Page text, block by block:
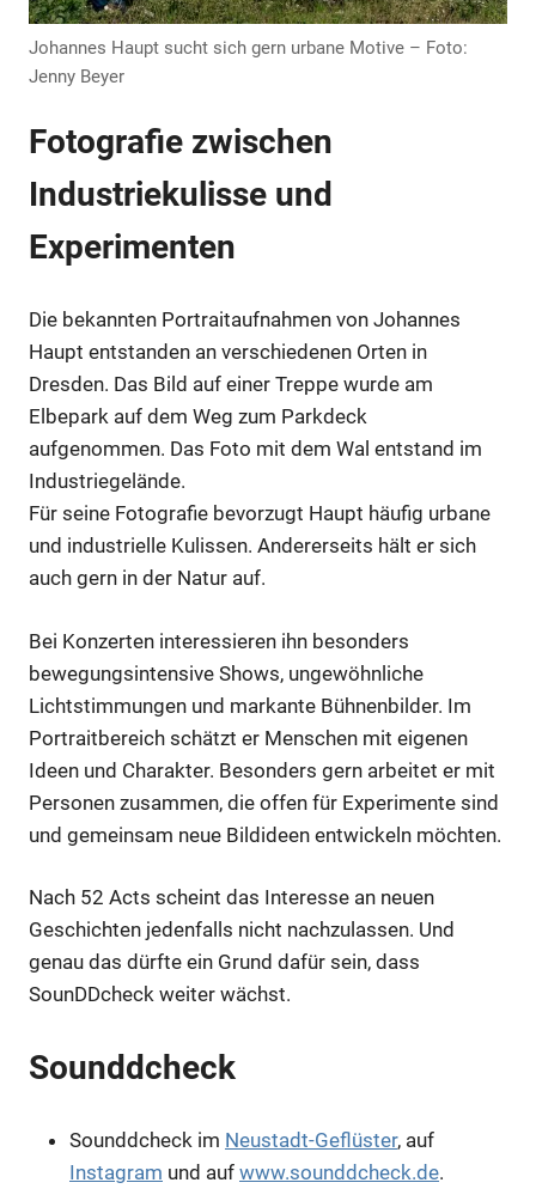
Johannes Haupt sucht sich gern urbane Motive – Foto:
Jenny Beyer
Fotografie zwischen
Industriekulisse und
Experimenten
Die bekannten Portraitaufnahmen von Johannes
Haupt entstanden an verschiedenen Orten in
Dresden. Das Bild auf einer Treppe wurde am
Elbepark auf dem Weg zum Parkdeck
aufgenommen. Das Foto mit dem Wal entstand im
Industriegelände.
Für seine Fotografie bevorzugt Haupt häufig urbane
und industrielle Kulissen. Andererseits hält er sich
auch gern in der Natur auf.
Bei Konzerten interessieren ihn besonders
bewegungsintensive Shows, ungewöhnliche
Lichtstimmungen und markante Bühnenbilder. Im
Portraitbereich schätzt er Menschen mit eigenen
Ideen und Charakter. Besonders gern arbeitet er mit
Personen zusammen, die offen für Experimente sind
und gemeinsam neue Bildideen entwickeln möchten.
Nach 52 Acts scheint das Interesse an neuen
Geschichten jedenfalls nicht nachzulassen. Und
genau das dürfte ein Grund dafür sein, dass
SounDDcheck weiter wächst.
Sounddcheck
Sounddcheck im Neustadt-Geflüster, auf
Instagram und auf www.sounddcheck.de.